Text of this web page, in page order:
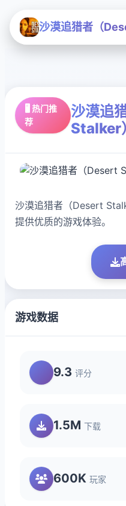
沙漠追猎者（
🖥️ 热门推
荐
沙漠追
Stalker
沙漠追猎者（Desert
提供优质的游戏体验。
游戏数据
9.3 评分
1.5M 下载
600K 玩家